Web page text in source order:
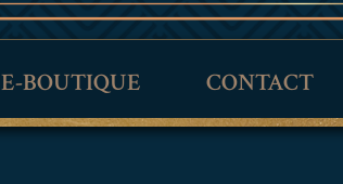
E-BOUTIQUE CONTACT